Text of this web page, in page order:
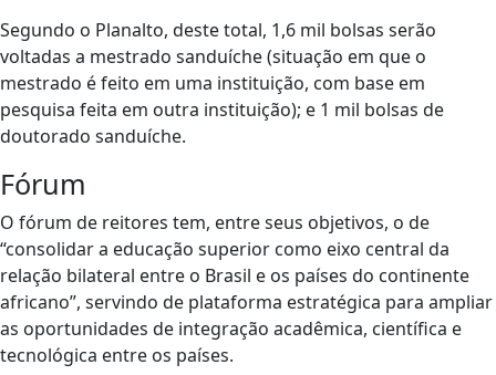
Segundo o Planalto, deste total, 1,6 mil bolsas serão
voltadas a mestrado sanduíche (situação em que o
mestrado é feito em uma instituição, com base em
pesquisa feita em outra instituição); e 1 mil bolsas de
doutorado sanduíche.
Fórum
O fórum de reitores tem, entre seus objetivos, o de
“consolidar a educação superior como eixo central da
relação bilateral entre o Brasil e os países do continente
africano”, servindo de plataforma estratégica para ampliar
as oportunidades de integração acadêmica, científica e
tecnológica entre os países.